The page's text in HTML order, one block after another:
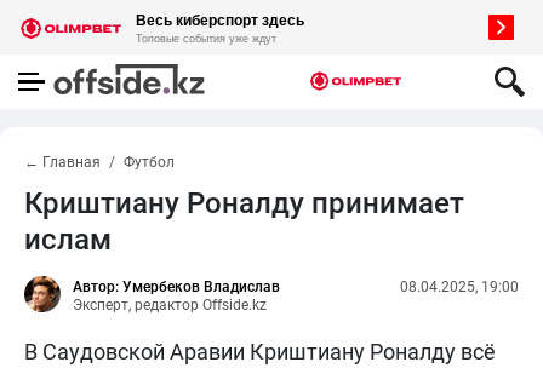
← Главная Футбол
Криштиану Роналду принимает
ислам
Автор: Умербеков Владислав
Эксперт, редактор Offside.kz
08.04.2025, 19:00
В Саудовской Аравии Криштиану Роналду всё